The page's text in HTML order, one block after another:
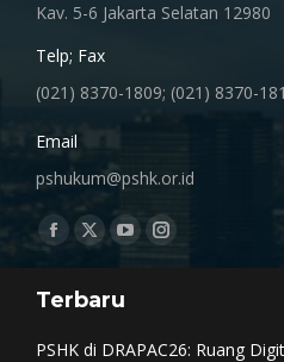
Kav. 5-6 Jakarta Selatan 12980
Telp; Fax
(021) 8370-1809; (021) 8370-
Email
pshukum@pshk.or.id
Find us on:
Facebook
opens
X
opens
YouTube
opens
Instagram
Terbaru
PSHK di DRAPAC26: Ruang